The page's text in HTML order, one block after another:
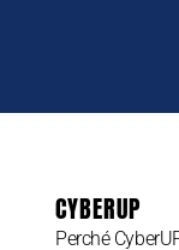
CYBERUP
Perché